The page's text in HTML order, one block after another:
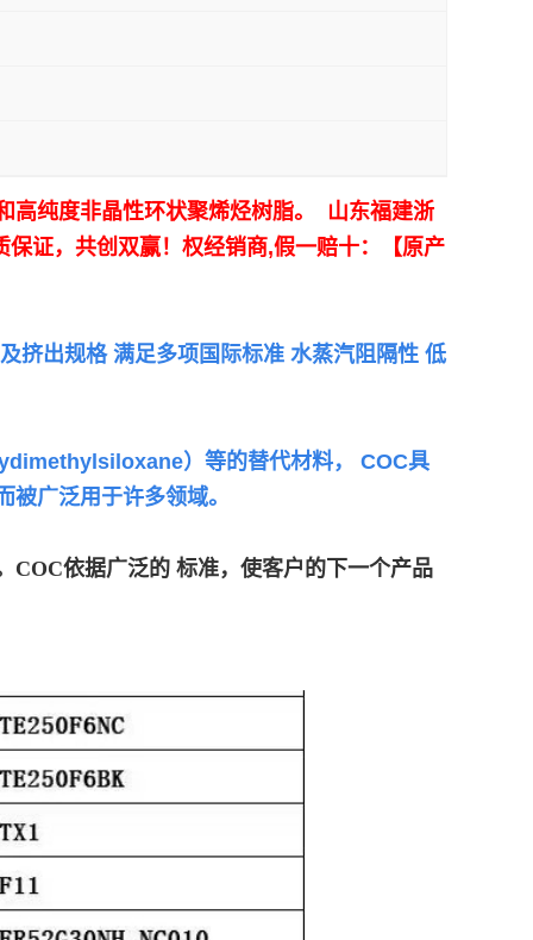
高纯度非晶性环状聚烯烃树脂。 山东福建浙
证，共创双赢！ 权经销商,假一赔十：【原产
挤出规格 满足多项国际标准 水蒸汽阻隔性 低
）等的替代材料， COC具
广泛用于许多领域。
COC依据广泛的 标准，使客户的下一个产品